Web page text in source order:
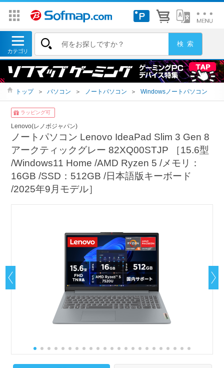
トップ ＞ パソコン ＞ ノートパソコン ＞ Windowsノートパソコン
ラッピング可
Lenovo(レノボジャパン)
ノートパソコン Lenovo IdeaPad Slim 3 Gen 8
アークティックグレー 82XQ00STJP ［15.6型
/Windows11 Home /AMD Ryzen 5 /メモリ：
16GB /SSD：512GB /日本語版キーボード
/2025年9月モデル］